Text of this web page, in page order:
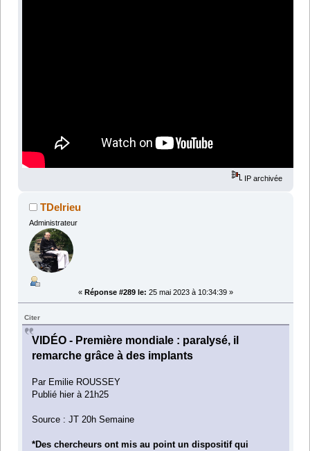
IP archivée
TDelrieu
Administrateur
« Réponse #289 le: 25 mai 2023 à 10:34:39 »
Citer
VIDÉO - Première mondiale : paralysé, il
remarche grâce à des implants
Par Emilie ROUSSEY
Publié hier à 21h25
Source : JT 20h Semaine
*Des chercheurs ont mis au point un dispositif qui